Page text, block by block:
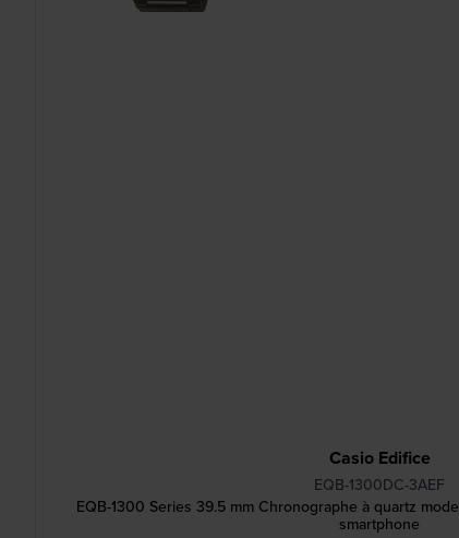
Casio Edifice
EQB-1300DC-3AEF
EQB-1300 Series 39.5 mm Chronographe à quartz
smartphone